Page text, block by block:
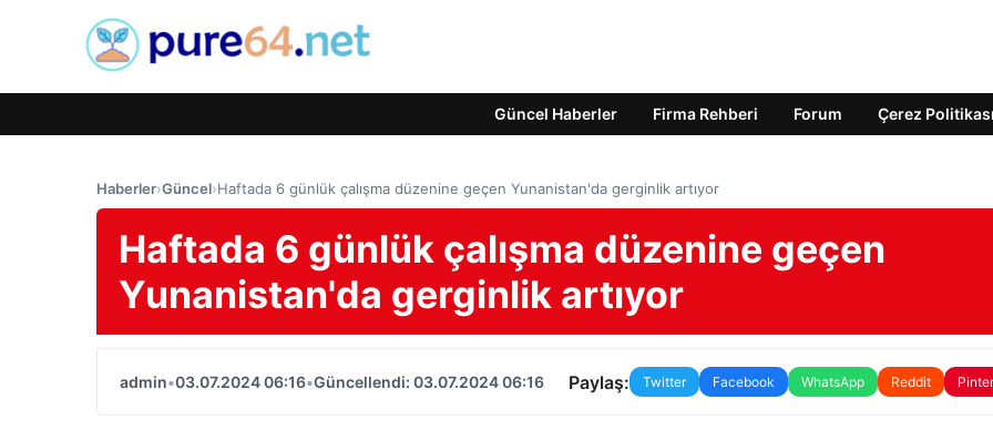
Güncel Haberler Firma Rehberi Forum Çerez Politikası
Haberler›Güncel›Haftada 6 günlük çalışma düzenine geçen Yunanistan'da gerginlik artıyor
Haftada 6 günlük çalışma düzenine geçen
Yunanistan'da gerginlik artıyor
admin•03.07.2024 06:16•Güncellendi: 03.07.2024 06:16 Paylaş: Twitter Facebook WhatsApp Reddit